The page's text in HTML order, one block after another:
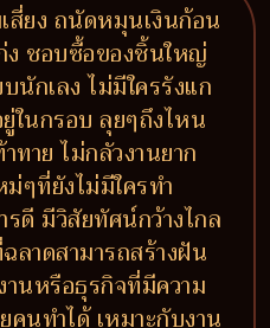
สี่ยง ถนัดหมุนเงินก้อน
ง ชอบซื้อของชิ้นใหญ่
นักเลง ไม่มีใครรังแก
ในกรอบ ลุยๆถึงไหน
ทาย ไม่กลัวงานยาก
ๆที่ยังไม่มีใครทำ
รดี มีวิสัยทัศน์กว้างไกล
าดสามารถสร้างฝัน
านหรือธุรกิจที่มีความ
คนทำได้ เหมาะกับงาน